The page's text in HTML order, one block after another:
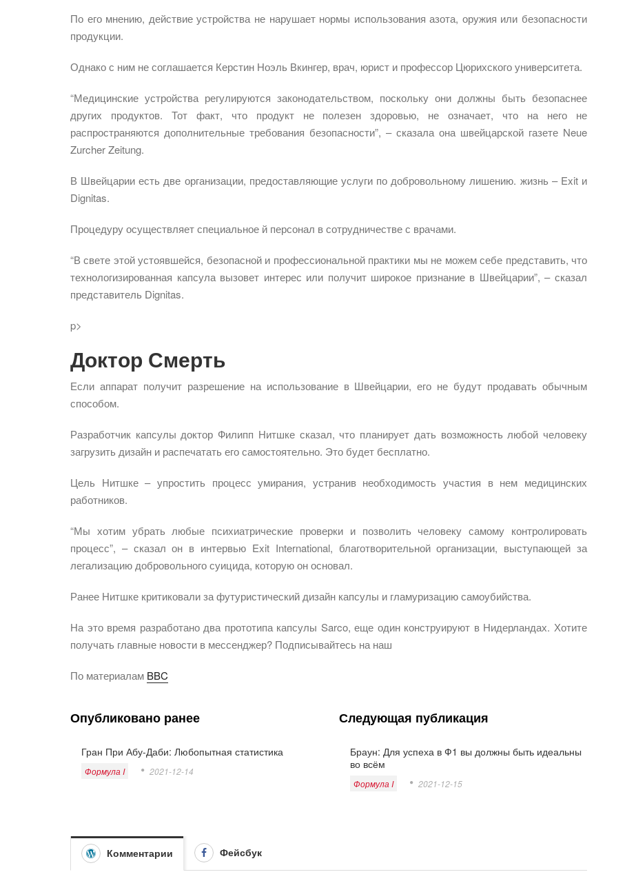
По его мнению, действие устройства не нарушает нормы использования азота, оружия или безопасности
продукции.
Однако с ним не соглашается Керстин Ноэль Вкингер, врач, юрист и профессор Цюрихского университета.
“Медицинские устройства регулируются законодательством, поскольку они должны быть безопаснее
других продуктов. Тот факт, что продукт не полезен здоровью, не означает, что на него не
распространяются дополнительные требования безопасности”, – сказала она швейцарской газете Neue
Zurcher Zeitung.
В Швейцарии есть две организации, предоставляющие услуги по добровольному лишению. жизнь – Exit и
Dignitas.
Процедуру осуществляет специальное й персонал в сотрудничестве с врачами.
“В свете этой устоявшейся, безопасной и профессиональной практики мы не можем себе представить, что
технологизированная капсула вызовет интерес или получит широкое признание в Швейцарии”, – сказал
представитель Dignitas.
p>
Доктор Смерть
Если аппарат получит разрешение на использование в Швейцарии, его не будут продавать обычным
способом.
Разработчик капсулы доктор Филипп Нитшке сказал, что планирует дать возможность любой человеку
загрузить дизайн и распечатать его самостоятельно. Это будет бесплатно.
Цель Нитшке – упростить процесс умирания, устранив необходимость участия в нем медицинских
работников.
“Мы хотим убрать любые психиатрические проверки и позволить человеку самому контролировать
процесс”, – сказал он в интервью Exit International, благотворительной организации, выступающей за
легализацию добровольного суицида, которую он основал.
Ранее Нитшке критиковали за футуристический дизайн капсулы и гламуризацию самоубийства.
На это время разработано два прототипа капсулы Sarco, еще один конструируют в Нидерландах. Хотите
получать главные новости в мессенджер? Подписывайтесь на наш
По материалам BBC
Опубликовано ранее
Гран При Абу-Даби: Любопытная статистика
Формула I 2021-12-14
Следующая публикация
Браун: Для успеха в Ф1 вы должны быть идеальны
во всём
Формула I 2021-12-15
Комментарии Фейсбук